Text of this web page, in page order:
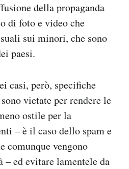
della propaganda
di foto e video che
sui minori, che sono
paesi.
casi, però, specifiche
vietate per rendere le
ostile per la
– è il caso dello spam e
comunque vengono
ed evitare lamentele da